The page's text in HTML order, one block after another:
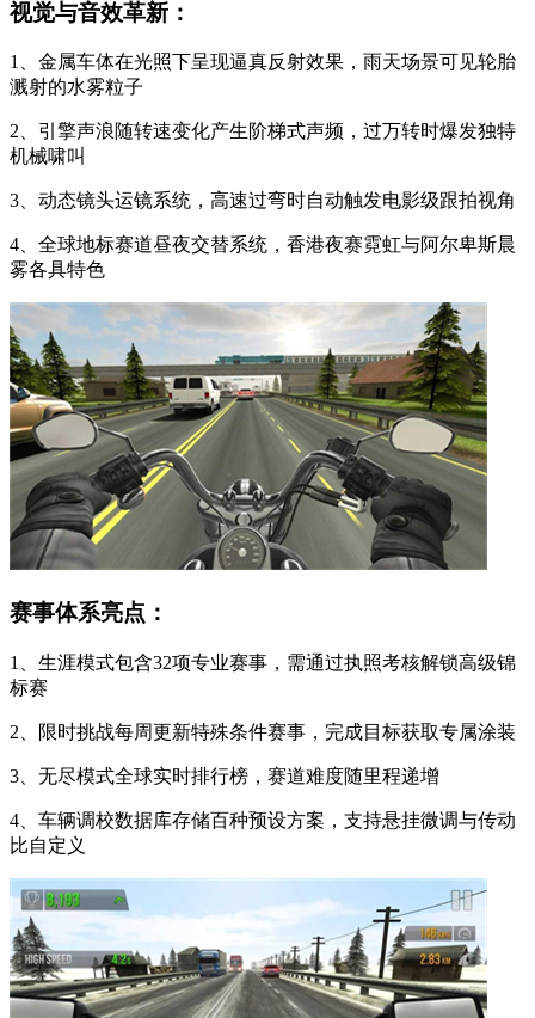
视觉与音效革新：
1、金属车体在光照下呈现逼真反射效果，雨天场景可见轮胎
溅射的水雾粒子
2、引擎声浪随转速变化产生阶梯式声频，过万转时爆发独特
机械啸叫
3、动态镜头运镜系统，高速过弯时自动触发电影级跟拍视角
4、全球地标赛道昼夜交替系统，香港夜赛霓虹与阿尔卑斯晨
雾各具特色
赛事体系亮点：
1、生涯模式包含32项专业赛事，需通过执照考核解锁高级锦
标赛
2、限时挑战每周更新特殊条件赛事，完成目标获取专属涂装
3、无尽模式全球实时排行榜，赛道难度随里程递增
4、车辆调校数据库存储百种预设方案，支持悬挂微调与传动
比自定义